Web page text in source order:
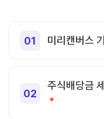
미리캔버스
주식배당금